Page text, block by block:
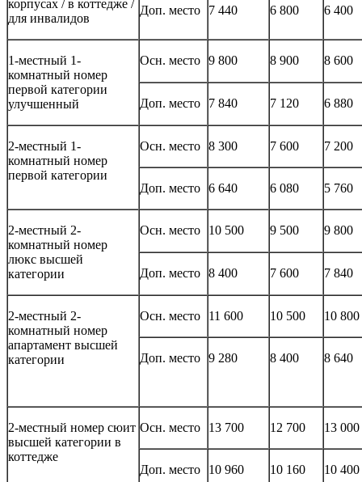
корпусах / в коттедже /
для инвалидов
Доп. место 7 440 6 800 6 400
1-местный 1-
комнатный номер
первой категории
улучшенный
Осн. место 9 800 8 900 8 600
Доп. место 7 840 7 120 6 880
2-местный 1-
комнатный номер
первой категории
Осн. место 8 300 7 600 7 200
Доп. место 6 640 6 080 5 760
2-местный 2-
комнатный номер
люкс высшей
категории
Осн. место 10 500 9 500 9 800
Доп. место 8 400 7 600 7 840
2-местный 2-
комнатный номер
апартамент высшей
категории
Осн. место 11 600 10 500 10 800
Доп. место 9 280 8 400 8 640
2-местный номер сюит
высшей категории в
коттедже
Осн. место 13 700 12 700 13 000
Доп. место 10 960 10 160 10 400